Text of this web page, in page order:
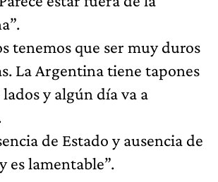
tenemos que ser muy duros
La Argentina tiene tapones
y algún día va a
de Estado y ausencia de
es lamentable”.